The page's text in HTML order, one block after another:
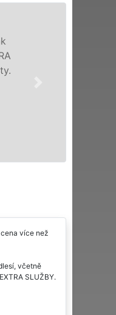
zajištuje
kvalitní a
službu jak fyzickým,
práce, a to NON-
více než
včetně
SLUŽBY.